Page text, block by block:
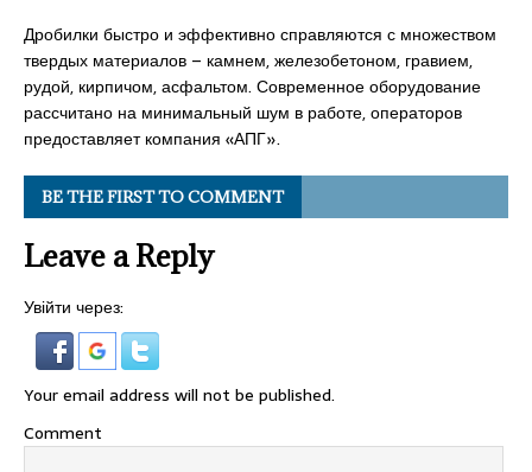
Дробилки быстро и эффективно справляются с множеством
твердых материалов – камнем, железобетоном, гравием,
рудой, кирпичом, асфальтом. Современное оборудование
рассчитано на минимальный шум в работе, операторов
предоставляет компания «АПГ».
BE THE FIRST TO COMMENT
Leave a Reply
Увійти через:
Your email address will not be published.
Comment